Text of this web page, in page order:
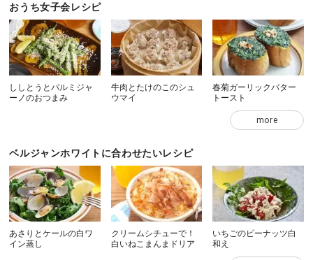
おうち女子会レシピ
ししとうとパルミジャ
ーノのおつまみ
牛肉とたけのこのシュ
ウマイ
春菊ガーリックバター
トースト
more
ベルジャンホワイトに合わせたいレシピ
あさりとケールの白ワ
イン蒸し
クリームシチューで！
白いねこまんまドリア
いちごのピーナッツ白
和え